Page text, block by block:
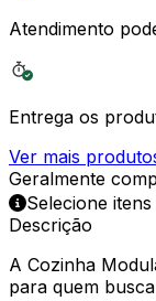
Atendimento
Entrega os
Ver mais
Geralmente
Selecione
Descrição
A Cozinha
para quem